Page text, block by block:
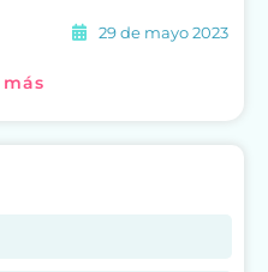
29 de mayo 2023